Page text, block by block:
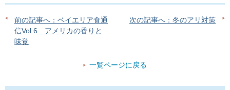
前の記事へ：ベイエリア食通
信Vol 6 アメリカの香りと
味覚
次の記事へ：冬のアリ対策
一覧ページに戻る